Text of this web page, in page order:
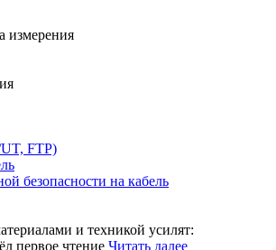
измерения
FTP)
безопасности на кабель
и техникой усилят:
первое чтение Читать далее